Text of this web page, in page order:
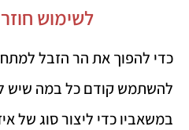
לשימוש
כדי להפוך את הר הזבל
להשתמש קודם כל במה שיש
במשאביו כדי ליצור סוג של